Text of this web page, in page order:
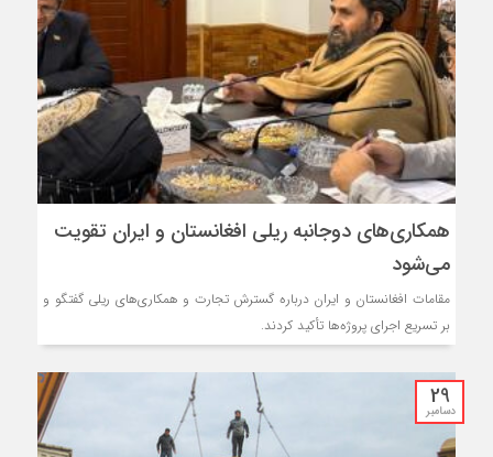
همکاری‌های دوجانبه ریلی افغانستان و ایران تقویت
می‌شود
مقامات افغانستان و ایران درباره گسترش تجارت و همکاری‌های ریلی گفتگو و
بر تسریع اجرای پروژه‌ها تأکید کردند.
29
دسامبر